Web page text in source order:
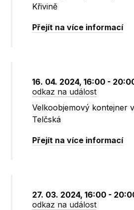
Křivině
Přejít na více informací
16. 04. 2024, 16:00 -
odkaz na událost
Velkoobjemový kontejner
Telčská
Přejít na více informací
27. 03. 2024, 16:00 -
odkaz na událost